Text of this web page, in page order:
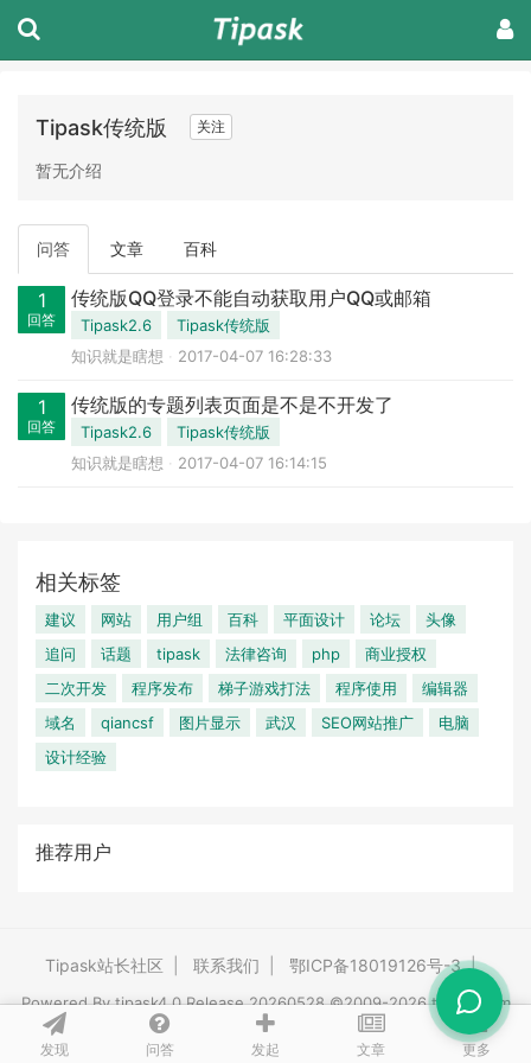
发现 问答 发起 文章 更多
Tipask传统版 关注
暂无介绍
问答 文章 百科
1
回答
传统版QQ登录不能自动获取用户QQ或邮箱
Tipask2.6
Tipask传统版
知识就是瞎想
2017-04-07 16:28:33
1
回答
传统版的专题列表页面是不是不开发了
Tipask2.6
Tipask传统版
知识就是瞎想
2017-04-07 16:14:15
相关标签
建议 网站 用户组 百科 平面设计 论坛
头像
追问
话题 tipask 法律咨询 php
商业授权
二次开发
程序发布 梯子游戏打法 程序使用
编辑器
域名
qiancsf 图片显示 武汉 SEO网站推广
电脑
设计经验
推荐用户
Tipask站长社区 联系我们 鄂ICP备18019126号-3 |
Powered Bytipask4.0Release 20260528 ©2009-2026 tipask.com